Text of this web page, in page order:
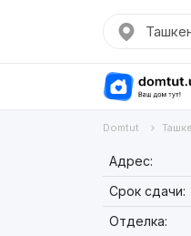
Domtut
Адрес:
Срок сдачи:
Отделка: